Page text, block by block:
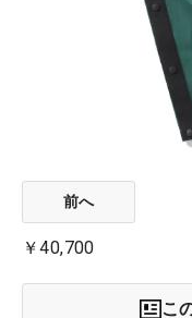
前へ
￥40,700
こ